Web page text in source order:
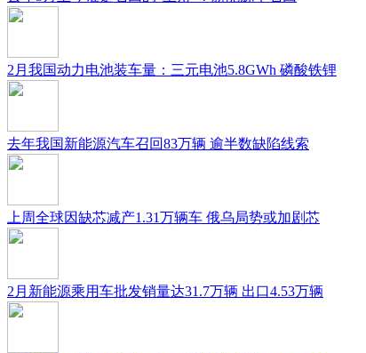
2月我国动力电池装车量：三元电池5.8GWh 磷酸铁锂
去年我国新能源汽车召回83万辆 逾半数缺陷线索
上周全球因缺芯减产1.31万辆车 俄乌局势或加剧芯
2月新能源乘用车批发销量达31.7万辆 出口4.53万辆